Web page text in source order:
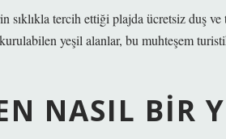
tercih ettiği plajda ücretsiz duş ve
yeşil alanlar, bu muhteşem
NASIL BIR